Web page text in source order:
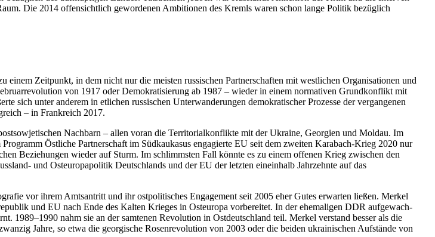
Die 2014 offen­sicht­lich gewor­de­nen Ambi­tio­nen des Kremls waren schon lange Politik bezüg­lich
Zeit­punkt, in dem nicht nur die meisten rus­si­schen Part­ner­schaf­ten mit west­li­chen Orga­ni­sa­tio­nen und
von 1917 oder Demo­kra­ti­sie­rung ab 1987 – wieder in einem nor­ma­ti­ven Grund­kon­flikt mit
sich unter anderem in etli­chen rus­si­schen Unter­wan­de­run­gen demo­kra­ti­scher Pro­zesse der ver­gan­ge­nen
– in Frank­reich 2017.
Nach­barn – allen voran die Ter­ri­to­ri­al­kon­flikte mit der Ukraine, Geor­gien und Moldau. Im
Öst­li­che Part­ner­schaft im Süd­kau­ka­sus enga­gierte EU seit dem zweiten Kara­bach-Krieg 2020 nur
Bezie­hun­gen wieder auf Sturm. Im schlimms­ten Fall könnte es zu einem offenen Krieg zwi­schen den
und Ost­eu­ro­pa­po­li­tik Deutsch­lands und der EU der letzten ein­ein­halb Jahr­zehnte auf das
vor ihrem Amts­an­tritt und ihr ost­po­li­ti­sches Enga­ge­ment seit 2005 eher Gutes erwar­ten ließen. Merkel
und EU nach Ende des Kalten Krieges in Ost­eu­ropa vor­be­rei­tet. In der ehe­ma­li­gen DDR auf­ge­wach­
1989–1990 nahm sie an der sam­te­nen Revo­lu­tion in Ost­deutsch­land teil. Merkel ver­stand besser als die
Jahre, so etwa die geor­gi­sche Rosen­re­vo­lu­tion von 2003 oder die beiden ukrai­ni­schen Auf­stände von